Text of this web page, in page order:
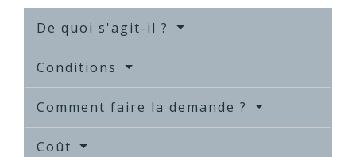
De quoi s'agit-il ?
Conditions
Comment faire la demande ?
Coût